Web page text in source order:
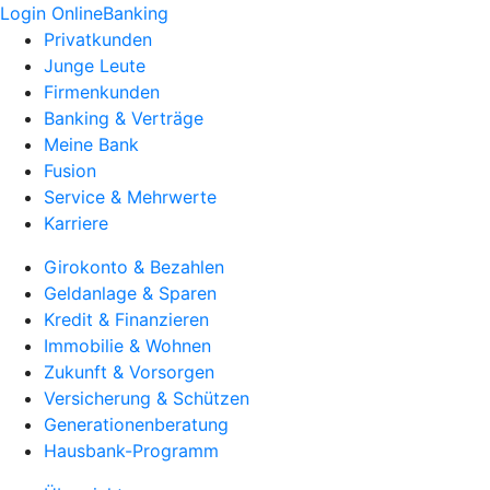
Login OnlineBanking
Privatkunden
Junge Leute
Firmenkunden
Banking & Verträge
Meine Bank
Fusion
Service & Mehrwerte
Karriere
Girokonto & Bezahlen
Geldanlage & Sparen
Kredit & Finanzieren
Immobilie & Wohnen
Zukunft & Vorsorgen
Versicherung & Schützen
Generationenberatung
Hausbank-Programm